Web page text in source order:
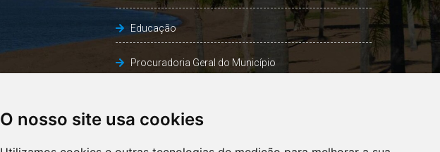
O nosso site usa cookies
Educação
Procuradoria Geral do Município